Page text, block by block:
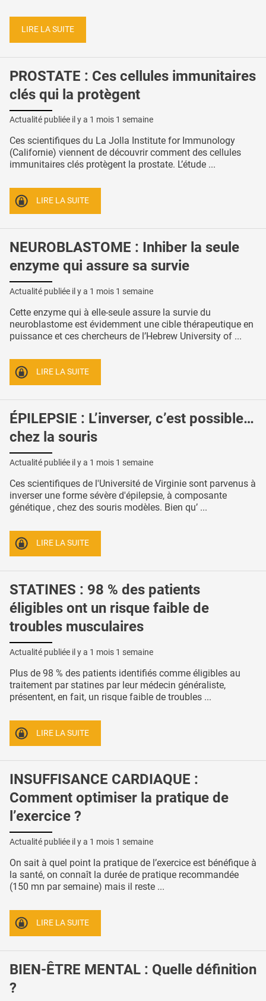
LIRE LA SUITE
PROSTATE : Ces cellules immunitaires
clés qui la protègent
Actualité publiée il y a 1 mois 1 semaine
Ces scientifiques du La Jolla Institute for Immunology
(Californie) viennent de découvrir comment des cellules
immunitaires clés protègent la prostate. L’étude ...
LIRE LA SUITE
NEUROBLASTOME : Inhiber la seule
enzyme qui assure sa survie
Actualité publiée il y a 1 mois 1 semaine
Cette enzyme qui à elle-seule assure la survie du
neuroblastome est évidemment une cible thérapeutique en
puissance et ces chercheurs de l’Hebrew University of ...
LIRE LA SUITE
ÉPILEPSIE : L’inverser, c’est possible…
chez la souris
Actualité publiée il y a 1 mois 1 semaine
Ces scientifiques de l'Université de Virginie sont parvenus à
inverser une forme sévère d'épilepsie, à composante
génétique , chez des souris modèles. Bien qu’ ...
LIRE LA SUITE
STATINES : 98 % des patients
éligibles ont un risque faible de
troubles musculaires
Actualité publiée il y a 1 mois 1 semaine
Plus de 98 % des patients identifiés comme éligibles au
traitement par statines par leur médecin généraliste,
présentent, en fait, un risque faible de troubles ...
LIRE LA SUITE
INSUFFISANCE CARDIAQUE :
Comment optimiser la pratique de
l’exercice ?
Actualité publiée il y a 1 mois 1 semaine
On sait à quel point la pratique de l’exercice est bénéfique à
la santé, on connaît la durée de pratique recommandée
(150 mn par semaine) mais il reste ...
LIRE LA SUITE
BIEN-ÊTRE MENTAL : Quelle définition
?